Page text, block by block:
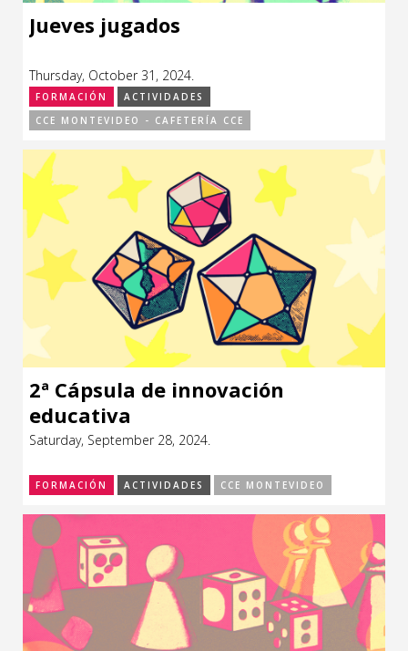
Jueves jugados
Thursday, October 31, 2024.
FORMACIÓN
ACTIVIDADES
CCE MONTEVIDEO - CAFETERÍA CCE
2ª Cápsula de innovación
educativa
Saturday, September 28, 2024.
FORMACIÓN ACTIVIDADES CCE MONTEVIDEO